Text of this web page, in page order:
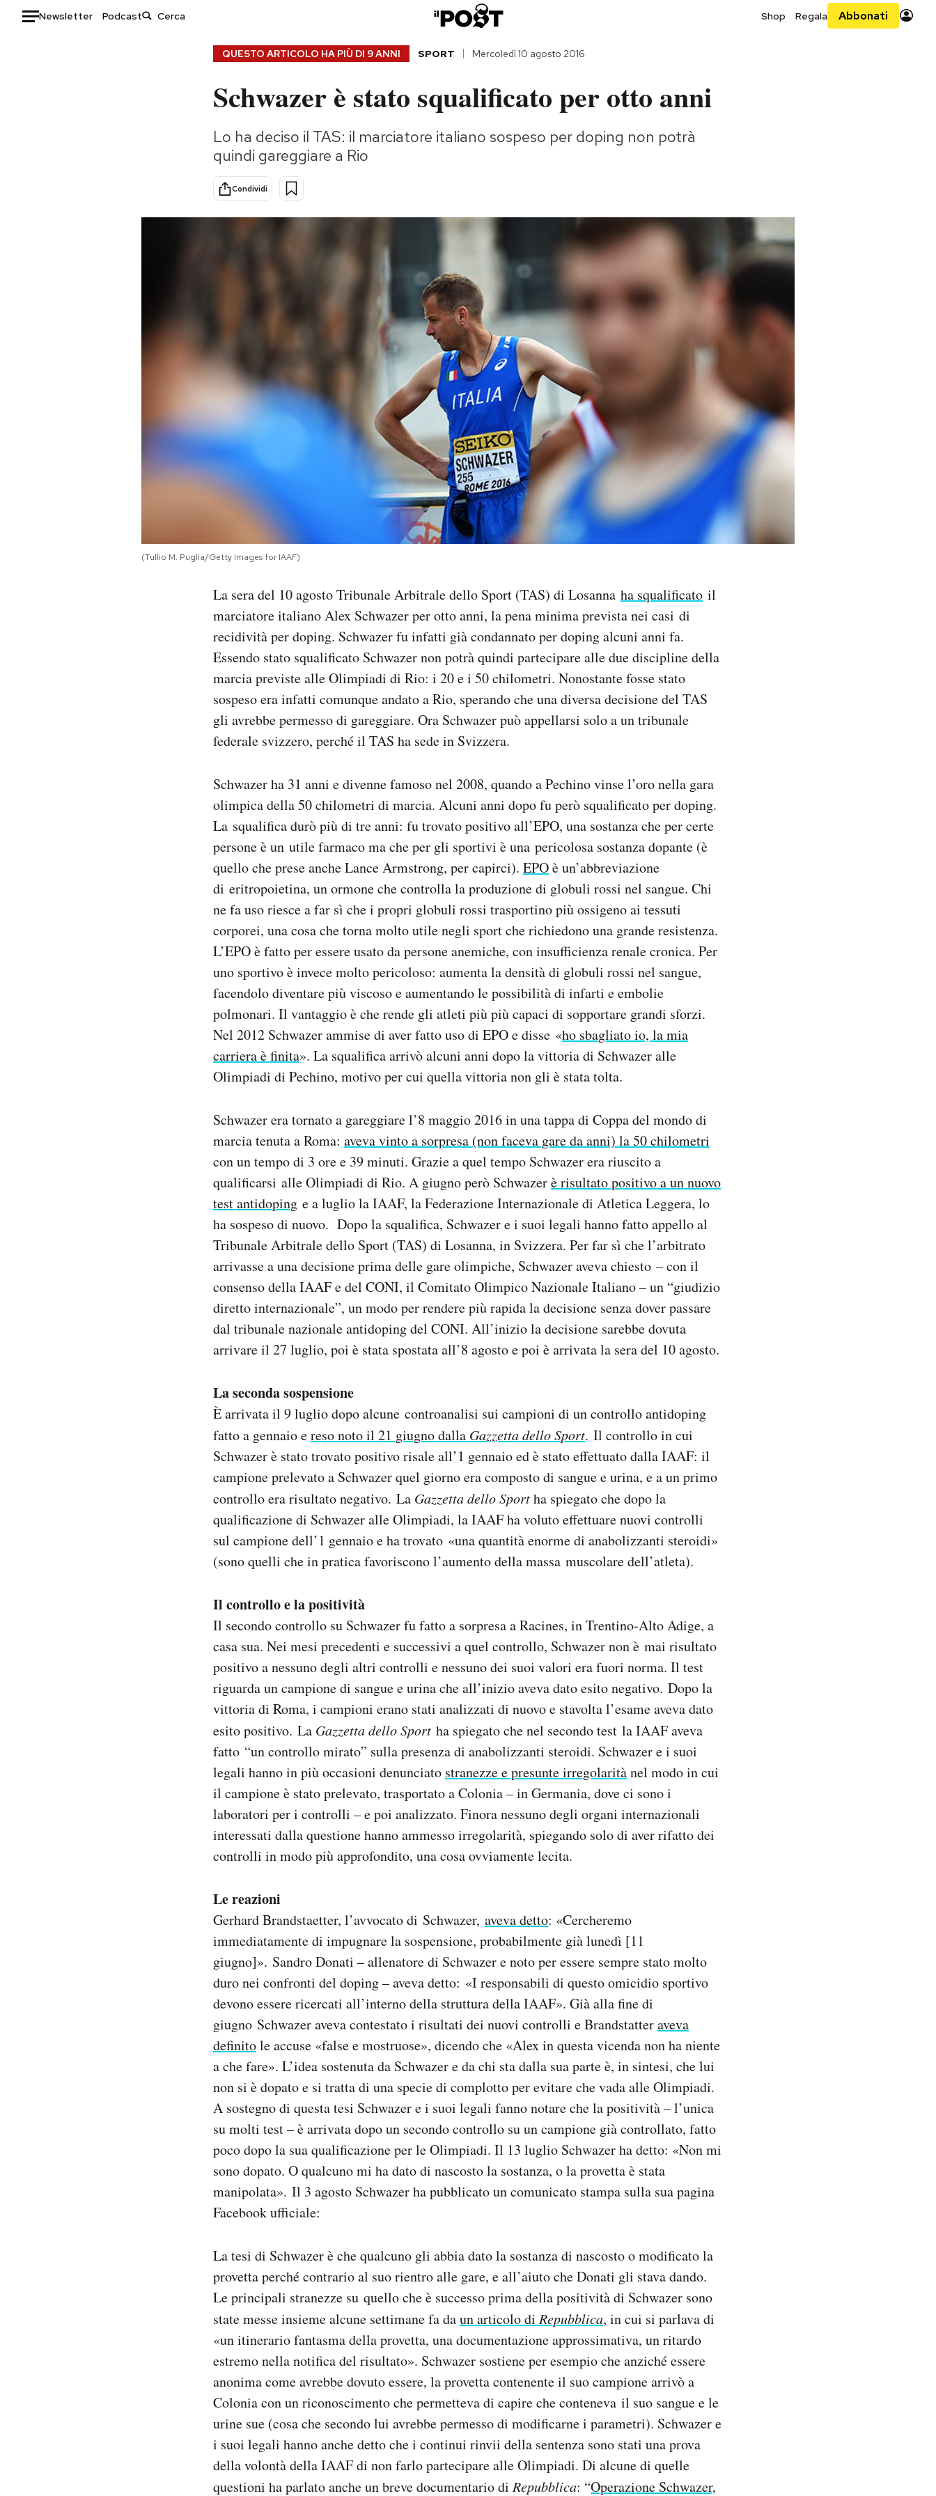
Newsletter Podcast Shop Regala Abbonati
Consumismi
Storie/Idee
Ok Boomer!
Media
QUESTO ARTICOLO HA PIÙ DI 9 ANNI SPORT Mercoledì 10 agosto 2016
Schwazer è stato squalificato per otto anni
Lo ha deciso il TAS: il marciatore italiano sospeso per doping non potrà
quindi gareggiare a Rio
Condividi
(Tullio M. Puglia/Getty Images for IAAF)
La sera del 10 agosto Tribunale Arbitrale dello Sport (TAS) di Losanna ha squalificato il
marciatore italiano Alex Schwazer per otto anni, la pena minima prevista nei casi di
recidività per doping. Schwazer fu infatti già condannato per doping alcuni anni fa.
Essendo stato squalificato Schwazer non potrà quindi partecipare alle due discipline della
marcia previste alle Olimpiadi di Rio: i 20 e i 50 chilometri. Nonostante fosse stato
sospeso era infatti comunque andato a Rio, sperando che una diversa decisione del TAS
gli avrebbe permesso di gareggiare. Ora Schwazer può appellarsi solo a un tribunale
federale svizzero, perché il TAS ha sede in Svizzera.
Schwazer ha 31 anni e divenne famoso nel 2008, quando a Pechino vinse l’oro nella gara
olimpica della 50 chilometri di marcia. Alcuni anni dopo fu però squalificato per doping.
La squalifica durò più di tre anni: fu trovato positivo all’EPO, una sostanza che per certe
persone è un utile farmaco ma che per gli sportivi è una pericolosa sostanza dopante (è
quello che prese anche Lance Armstrong, per capirci). EPOè un’abbreviazione
di eritropoietina, un ormone che controlla la produzione di globuli rossi nel sangue. Chi
ne fa uso riesce a far sì che i propri globuli rossi trasportino più ossigeno ai tessuti
corporei, una cosa che torna molto utile negli sport che richiedono una grande resistenza.
L’EPO è fatto per essere usato da persone anemiche, con insufficienza renale cronica. Per
uno sportivo è invece molto pericoloso: aumenta la densità di globuli rossi nel sangue,
facendolo diventare più viscoso e aumentando le possibilità di infarti e embolie
polmonari. Il vantaggio è che rende gli atleti più più capaci di sopportare grandi sforzi.
Nel 2012 Schwazer ammise di aver fatto uso di EPO e disse «ho sbagliato io, la mia
carriera è finita». La squalifica arrivò alcuni anni dopo la vittoria di Schwazer alle
Olimpiadi di Pechino, motivo per cui quella vittoria non gli è stata tolta.
Schwazer era tornato a gareggiare l’8 maggio 2016 in una tappa di Coppa del mondo di
marcia tenuta a Roma: aveva vinto a sorpresa (non faceva gare da anni) la 50 chilometri
con un tempo di 3 ore e 39 minuti. Grazie a quel tempo Schwazer era riuscito a
qualificarsi alle Olimpiadi di Rio. A giugno però Schwazerè risultato positivo a un nuovo
test antidoping e a luglio la IAAF, la Federazione Internazionale di Atletica Leggera, lo
ha sospeso di nuovo. Dopo la squalifica, Schwazer e i suoi legali hanno fatto appello al
Tribunale Arbitrale dello Sport (TAS) di Losanna, in Svizzera. Per far sì che l’arbitrato
arrivasse a una decisione prima delle gare olimpiche, Schwazer aveva chiesto – con il
consenso della IAAF e del CONI, il Comitato Olimpico Nazionale Italiano – un “giudizio
diretto internazionale”, un modo per rendere più rapida la decisione senza dover passare
dal tribunale nazionale antidoping del CONI. All’inizio la decisione sarebbe dovuta
arrivare il 27 luglio, poi è stata spostata all’8 agosto e poi è arrivata la sera del 10 agosto.
La seconda sospensione
È arrivata il 9 luglio dopo alcune controanalisi sui campioni di un controllo antidoping
fatto a gennaio ereso noto il 21 giugno dalla Gazzetta dello Sport. Il controllo in cui
Schwazer è stato trovato positivo risale all’1 gennaio ed è stato effettuato dalla IAAF: il
campione prelevato a Schwazer quel giorno era composto di sangue e urina, e a un primo
controllo era risultato negativo. La Gazzetta dello Sportha spiegato che dopo la
qualificazione di Schwazer alle Olimpiadi, la IAAF ha voluto effettuare nuovi controlli
sul campione dell’1 gennaio e ha trovato «una quantità enorme di anabolizzanti steroidi»
(sono quelli che in pratica favoriscono l’aumento della massa muscolare dell’atleta).
Il controllo e la positività
Il secondo controllo su Schwazer fu fatto a sorpresa a Racines, in Trentino-Alto Adige, a
casa sua. Nei mesi precedenti e successivi a quel controllo, Schwazer non è mai risultato
positivo a nessuno degli altri controlli e nessuno dei suoi valori era fuori norma. Il test
riguarda un campione di sangue e urina che all’inizio aveva dato esito negativo. Dopo la
vittoria di Roma, i campioni erano stati analizzati di nuovo e stavolta l’esame aveva dato
esito positivo. La Gazzetta dello Sport ha spiegato che nel secondo test la IAAF aveva
fatto “un controllo mirato” sulla presenza di anabolizzanti steroidi. Schwazer e i suoi
legali hanno in più occasioni denunciato stranezze e presunte irregolaritànel modo in cui
il campione è stato prelevato, trasportato a Colonia – in Germania, dove ci sono i
laboratori per i controlli – e poi analizzato. Finora nessuno degli organi internazionali
interessati dalla questione hanno ammesso irregolarità, spiegando solo di aver rifatto dei
controlli in modo più approfondito, una cosa ovviamente lecita.
Le reazioni
Gerhard Brandstaetter, l’avvocato di Schwazer, aveva detto: «Cercheremo
immediatamente di impugnare la sospensione, probabilmente già lunedì [11
giugno]». Sandro Donati – allenatore di Schwazer e noto per essere sempre stato molto
duro nei confronti del doping – aveva detto: «I responsabili di questo omicidio sportivo
devono essere ricercati all’interno della struttura della IAAF». Già alla fine di
giugno Schwazer aveva contestato i risultati dei nuovi controlli e Brandstatteraveva
definitole accuse «false e mostruose», dicendo che «Alex in questa vicenda non ha niente
a che fare». L’idea sostenuta da Schwazer e da chi sta dalla sua parte è, in sintesi, che lui
non si è dopato e si tratta di una specie di complotto per evitare che vada alle Olimpiadi.
A sostegno di questa tesi Schwazer e i suoi legali fanno notare che la positività – l’unica
su molti test – è arrivata dopo un secondo controllo su un campione già controllato, fatto
poco dopo la sua qualificazione per le Olimpiadi. Il 13 luglio Schwazer ha detto: «Non mi
sono dopato. O qualcuno mi ha dato di nascosto la sostanza, o la provetta è stata
manipolata». Il 3 agosto Schwazer ha pubblicato un comunicato stampa sulla sua pagina
Facebook ufficiale:
La tesi di Schwazer è che qualcuno gli abbia dato la sostanza di nascosto o modificato la
provetta perché contrario al suo rientro alle gare, e all’aiuto che Donati gli stava dando.
Le principali stranezze su quello che è successo prima della positività di Schwazer sono
state messe insieme alcune settimane fa daun articolo di Repubblica, in cui si parlava di
«un itinerario fantasma della provetta, una documentazione approssimativa, un ritardo
estremo nella notifica del risultato». Schwazer sostiene per esempio che anziché essere
anonima come avrebbe dovuto essere, la provetta contenente il suo campione arrivò a
Colonia con un riconoscimento che permetteva di capire che conteneva il suo sangue e le
urine sue (cosa che secondo lui avrebbe permesso di modificarne i parametri). Schwazer e
i suoi legali hanno anche detto che i continui rinvii della sentenza sono stati una prova
della volontà della IAAF di non farlo partecipare alle Olimpiadi. Di alcune di quelle
questioni ha parlato anche un breve documentario di Repubblica: “Operazione Schwazer,